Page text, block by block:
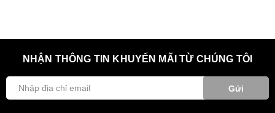
NHẬN THÔNG TIN KHUYẾN MÃI TỪ CHÚNG TÔI
Gửi